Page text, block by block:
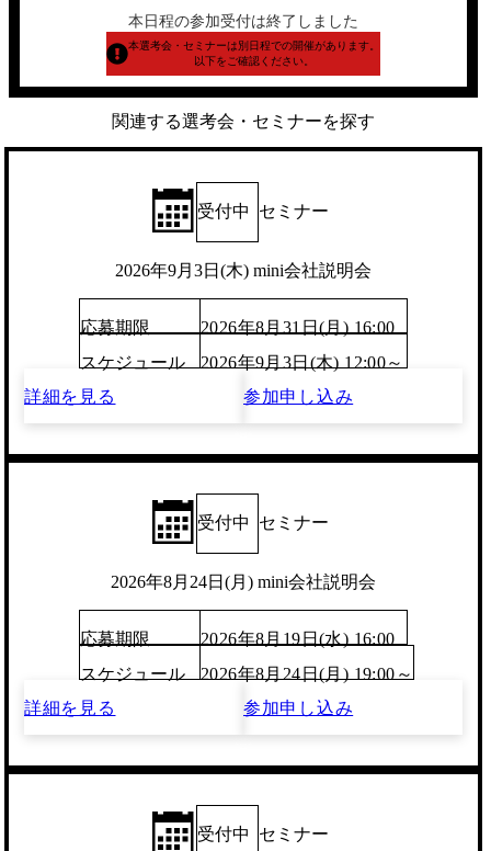
本日程の参加受付は終了しました
本選考会・セミナーは別日程での開催があります。
以下をご確認ください。
関連する選考会・セミナーを探す
受付中 セミナー
2026年9月3日(木) mini会社説明会
応募期限
2026年8月31日(月) 16:00
スケジュール
2026年9月3日(木) 12:00～
詳細を見る
参加申し込み
受付中 セミナー
2026年8月24日(月) mini会社説明会
応募期限
2026年8月19日(水) 16:00
スケジュール
2026年8月24日(月) 19:00～
詳細を見る
参加申し込み
受付中 セミナー